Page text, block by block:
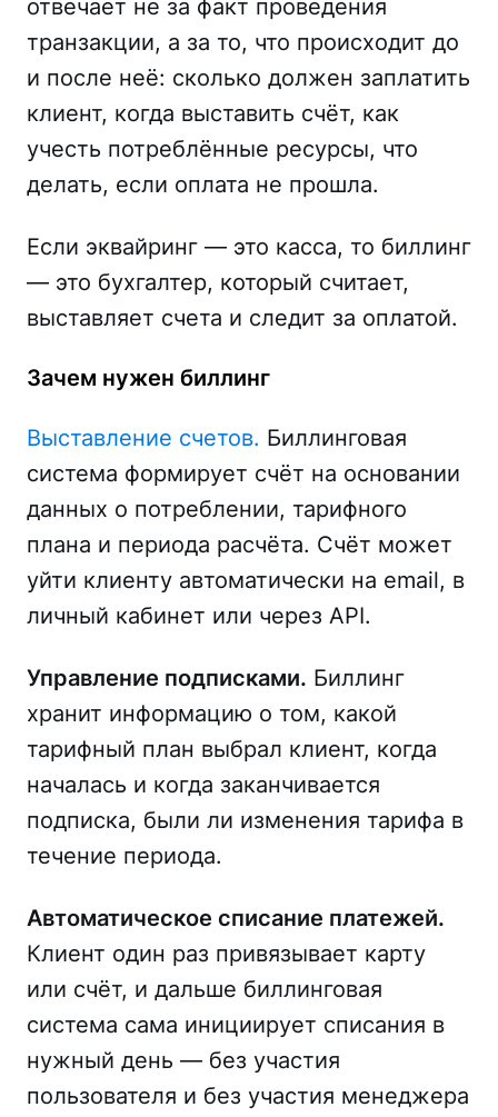
отвечает не за факт проведения
транзакции, а за то, что происходит до
и после неё: сколько должен заплатить
клиент, когда выставить счёт, как
учесть потреблённые ресурсы, что
делать, если оплата не прошла.
Если эквайринг — это касса, то биллинг
— это бухгалтер, который считает,
выставляет счета и следит за оплатой.
Зачем нужен биллинг
Выставление счетов. Биллинговая
система формирует счёт на основании
данных о потреблении, тарифного
плана и периода расчёта. Счёт может
уйти клиенту автоматически на email, в
личный кабинет или через API.
Управление подписками. Биллинг
хранит информацию о том, какой
тарифный план выбрал клиент, когда
началась и когда заканчивается
подписка, были ли изменения тарифа в
течение периода.
Автоматическое списание платежей.
Клиент один раз привязывает карту
или счёт, и дальше биллинговая
система сама инициирует списания в
нужный день — без участия
пользователя и без участия менеджера